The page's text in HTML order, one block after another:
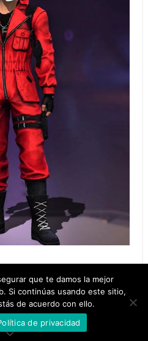
que te damos la mejor
Si continúas usando este sitio,
de acuerdo con ello.
de privacidad